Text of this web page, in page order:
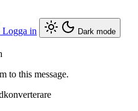
Logga in Dark mode
to this message.